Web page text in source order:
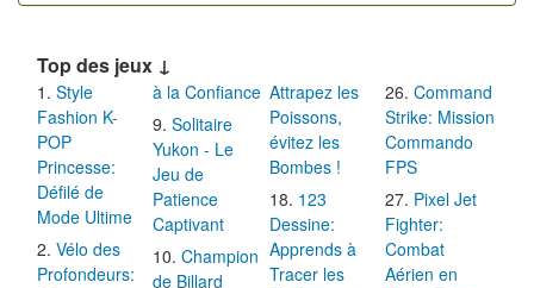
Top des jeux ↓
Style
Fashion K-
POP
Princesse:
Défilé de
Mode Ultime
Vélo des
Profondeurs:
à la Confiance
Solitaire
Yukon - Le
Jeu de
Patience
Captivant
Champion
de Billard
Attrapez les
Poissons,
évitez les
Bombes !
123
Dessine:
Apprends à
Tracer les
Command
Strike: Mission
Commando
FPS
Pixel Jet
Fighter:
Combat
Aérien en